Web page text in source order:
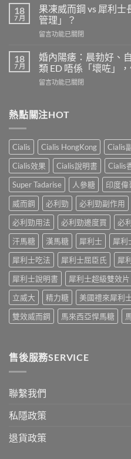
劑
量
是
多
完
整
南：
男
讀
的
正
確
用
法〉
利
勁
有
效
4
個
信
號
評
副
作
用
與
增
效
指
南，
香
男
性
必
讀〉
18
7 月
果凍威而鋼 vs 犀利
管理」？
在
凍
威
而
鋼
利
期
比
較：
邊
款
先
合
「長
期
理」？〉
中
留言功能已關閉
18
7 月
婚內陽痿：晨勃好、
類 ED 唔係「壞咗」
在
陽
痿：
勃
好、
自
慰
硬、
唯
同
老
婆
硬
——
呢
類
ED
係
「壞
心
因
留言功能已關閉
熱點關注HOT
Cialis Cialis HongKong Cialis
Cialis效果
Cialis說明書 Cialis
Super Tadarise
人參糖 印度偉
威而鋼
必利勁 必利勁副作用
必利勁用法
必利勁邊度買 必
汗馬糖
漢馬糖 犀利士 犀利
犀利士吃法
犀利士屈臣氏 犀
犀利士說明書
犀利士超級雙效片
立威大
精力糖 美國禮來犀利
雙效威而鋼
馬來西亞悍馬糖
售後服務SERVICE
聯繫我們
私隱政策
退貨政策